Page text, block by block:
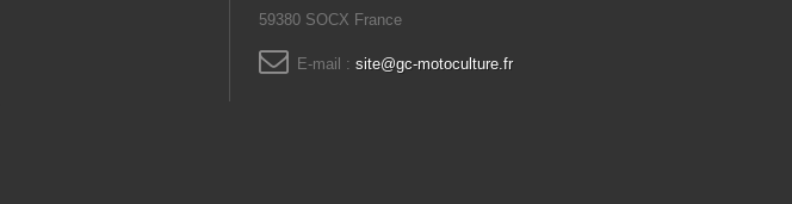
59380 SOCX France
E-mail : site@gc-motoculture.fr